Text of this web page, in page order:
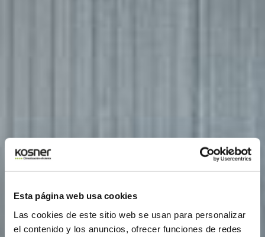
Esta página web usa cookies
Las cookies de este sitio web se usan para personalizar
el contenido y los anuncios, ofrecer funciones de redes